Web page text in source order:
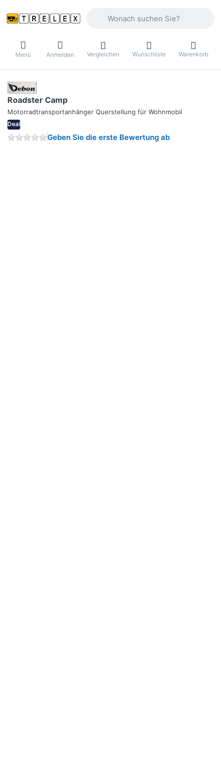
Menü Anmelden Vergleichen Wunschliste Warenkorb
Roadster Camp
Motorradtransportanhänger Querstellung für Wohnmobil
Deal
Geben Sie die erste Bewertung ab